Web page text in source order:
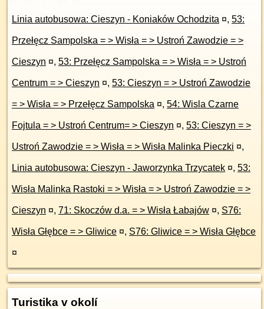
Linia autobusowa: Cieszyn - Koniaków Ochodzita ¤, 53:
Przełęcz Sampolska = > Wisła = > Ustroń Zawodzie = >
Cieszyn ¤, 53: Przełęcz Sampolska = > Wisła = > Ustroń
Centrum = > Cieszyn ¤, 53: Cieszyn = > Ustroń Zawodzie
= > Wisła = > Przełęcz Sampolska ¤, 54: Wisla Czarne
Fojtula = > Ustroń Centrum= > Cieszyn ¤, 53: Cieszyn = >
Ustroń Zawodzie = > Wisła = > Wisła Malinka Pieczki ¤,
Linia autobusowa: Cieszyn - Jaworzynka Trzycatek ¤, 53:
Wisła Malinka Rastoki = > Wisła = > Ustroń Zawodzie = >
Cieszyn ¤, 71: Skoczów d.a. = > Wisła Łabajów ¤, S76:
Wisła Głębce = > Gliwice ¤, S76: Gliwice = > Wisła Głębce
¤
Turistika v okolí